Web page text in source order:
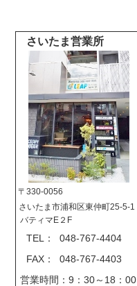
さいたま営業所
〒330-0056
さいたま市浦和区東仲町25-5-1
バティマE２F
TEL： 048-767-4404
FAX： 048-767-4403
営業時間：9：30～18：00